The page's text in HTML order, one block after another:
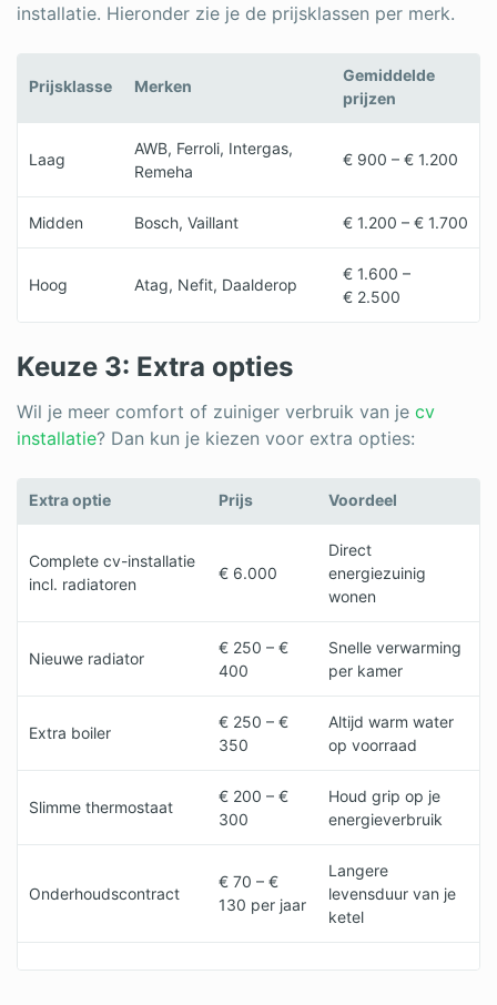
installatie. Hieronder zie je de prijsklassen per merk.
Prijsklasse Merken
Gemiddelde
prijzen
Laag
AWB, Ferroli, Intergas,
Remeha
€ 900 – € 1.200
Midden Bosch, Vaillant € 1.200 – € 1.700
Hoog Atag, Nefit, Daalderop
€ 1.600 –
€ 2.500
Keuze 3: Extra opties
Wil je meer comfort of zuiniger verbruik van je cv
installatie? Dan kun je kiezen voor extra opties:
Extra optie Prijs Voordeel
Complete cv-installatie
incl. radiatoren
€ 6.000
Direct
energiezuinig
wonen
Nieuwe radiator
€ 250 – €
400
Snelle verwarming
per kamer
Extra boiler
€ 250 – €
350
Altijd warm water
op voorraad
Slimme thermostaat
€ 200 – €
300
Houd grip op je
energieverbruik
Onderhoudscontract
€ 70 – €
130 per jaar
Langere
levensduur van je
ketel